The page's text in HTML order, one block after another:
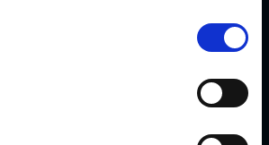
eventualità che non riusciamo
potresti voler leggere la